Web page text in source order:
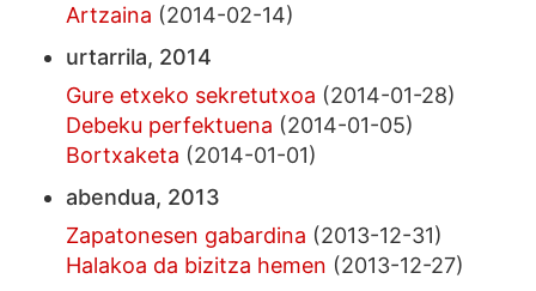
Artzaina (2014-02-14)
urtarrila, 2014
Gure etxeko sekretutxoa (2014-01-28)
Debeku perfektuena (2014-01-05)
Bortxaketa (2014-01-01)
abendua, 2013
Zapatonesen gabardina (2013-12-31)
Halakoa da bizitza hemen (2013-12-27)